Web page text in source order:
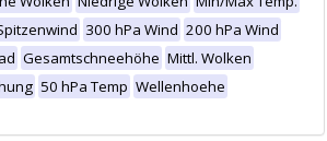
300 hPa Wind 200 hPa Wind
Gesamtschneehöhe Mittl. Wolken
50 hPa Temp Wellenhoehe